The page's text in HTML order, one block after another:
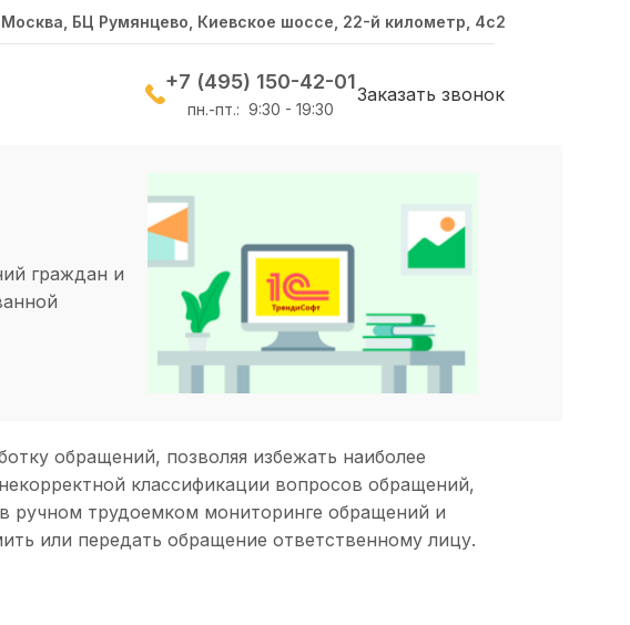
Москва, БЦ Румянцево, Киевское шоссе, 22-й километр, 4с2
+7 (495) 150-42-01
пн.-пт.: 9:30 - 19:30
Заказать звонок
граждан и
обращений, позволяя избежать наиболее
классификации вопросов обращений,
ручном трудоемком мониторинге обращений и
или передать обращение ответственному лицу.